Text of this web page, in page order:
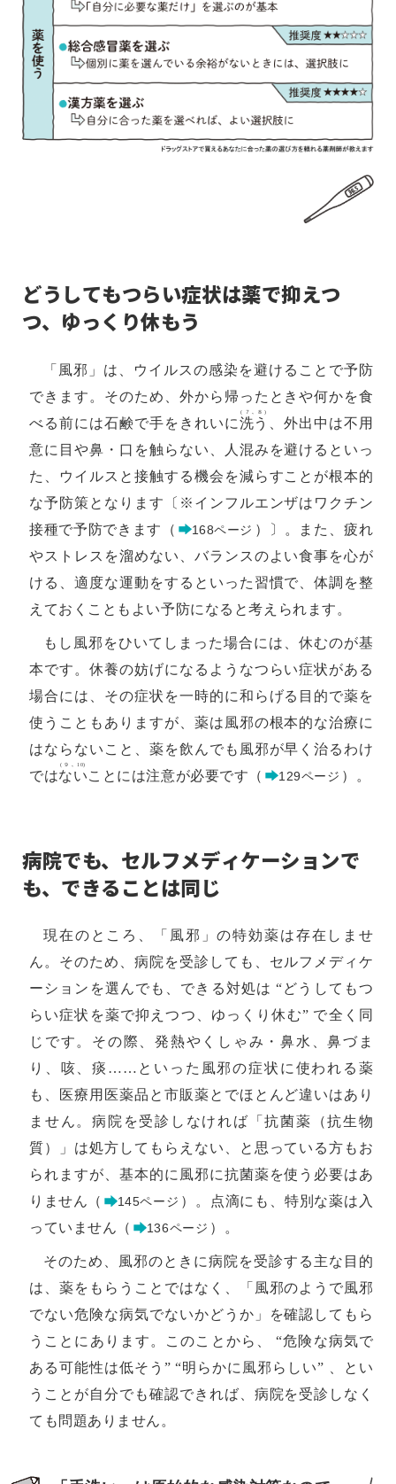
どうしてもつらい症状は薬で抑えつ
つ、ゆっくり休もう
「風邪」は、ウイルスの感染を避けることで予防
できます。そのため、外から帰ったときや何かを食
べる前には石鹸で手をきれいに洗う
(７､８)
、外出中は不用
意に目や鼻・口を触らない、人混みを避けるといっ
た、ウイルスと接触する機会を減らすことが根本的
な予防策となります〔※インフルエンザはワクチン
接種で予防できます（
168ページ ）〕。また、疲れ
やストレスを溜めない、バランスのよい食事を心が
ける、適度な運動をするといった習慣で、体調を整
えておくこともよい予防になると考えられます。
もし風邪をひいてしまった場合には、休むのが基
本です。休養の妨げになるようなつらい症状がある
場合には、その症状を一時的に和らげる目的で薬を
使うこともありますが、薬は風邪の根本的な治療に
はならないこと、薬を飲んでも風邪が早く治るわけ
ではない
(９､10)
ことには注意が必要です（ 129ページ ）。
病院でも、セルフメディケーションで
も、できることは同じ
現在のところ、「風邪」の特効薬は存在しませ
ん。そのため、病院を受診しても、セルフメディケ
ーションを選んでも、できる対処は “どうしてもつ
らい症状を薬で抑えつつ、ゆっくり休む” で全く同
じです。その際、発熱やくしゃみ・鼻水、鼻づま
り、咳、痰……といった風邪の症状に使われる薬
も、医療用医薬品と市販薬とでほとんど違いはあり
ません。病院を受診しなければ「抗菌薬（抗生物
質）」は処方してもらえない、と思っている方もお
られますが、基本的に風邪に抗菌薬を使う必要はあ
りません（
145ページ ）。点滴にも、特別な薬は入
っていません（
136ページ ）。
そのため、風邪のときに病院を受診する主な目的
は、薬をもらうことではなく、「風邪のようで風邪
でない危険な病気でないかどうか」を確認してもら
うことにあります。このことから、 “危険な病気で
ある可能性は低そう” “明らかに風邪らしい” 、とい
うことが自分でも確認できれば、病院を受診しなく
ても問題ありません。